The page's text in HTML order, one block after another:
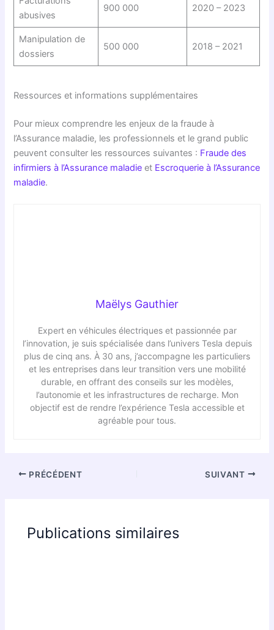
abusives
900 000 2020 – 2023
Manipulation de
dossiers
500 000 2018 – 2021
Ressources et informations supplémentaires
Pour mieux comprendre les enjeux de la fraude à
l’Assurance maladie, les professionnels et le grand public
peuvent consulter les ressources suivantes : Fraude des
infirmiers à l’Assurance maladie et Escroquerie à l’Assurance
maladie.
Maëlys Gauthier
Expert en véhicules électriques et passionnée par
l’innovation, je suis spécialisée dans l’univers Tesla depuis
plus de cinq ans. À 30 ans, j’accompagne les particuliers
et les entreprises dans leur transition vers une mobilité
durable, en offrant des conseils sur les modèles,
l’autonomie et les infrastructures de recharge. Mon
objectif est de rendre l’expérience Tesla accessible et
agréable pour tous.
PRÉCÉDENT SUIVANT
Publications similaires